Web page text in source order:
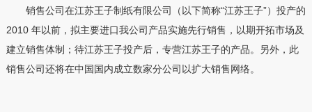
销售公司在江苏王子制纸有限公司（以下简称“江苏王子”）投产的
2010 年以前，拟主要进口我公司产品实施先行销售，以期开拓市场及
建立销售体制；待江苏王子投产后，专营江苏王子的产品。另外，此
销售公司还将在中国国内成立数家分公司以扩大销售网络。